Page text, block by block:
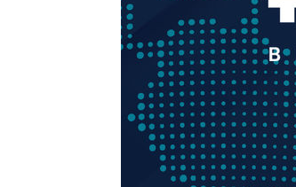
이집트, 가자 협상 당사자들에게 약
트럼프, 이란 추가 요구에 "저강도